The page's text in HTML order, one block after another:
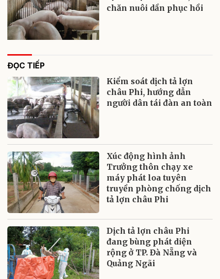
chăn nuôi dần phục hồi
ĐỌC TIẾP
Kiểm soát dịch tả lợn
châu Phi, hướng dẫn
người dân tái đàn an toàn
Xúc động hình ảnh
Trưởng thôn chạy xe
máy phát loa tuyên
truyền phòng chống dịch
tả lợn châu Phi
Dịch tả lợn châu Phi
đang bùng phát diện
rộng ở TP. Đà Nẵng và
Quảng Ngãi